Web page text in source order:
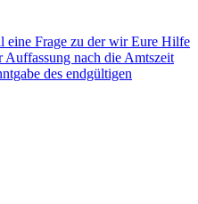
eine Frage zu der wir Eure Hilfe
Auffassung nach die Amtszeit
des endgültigen